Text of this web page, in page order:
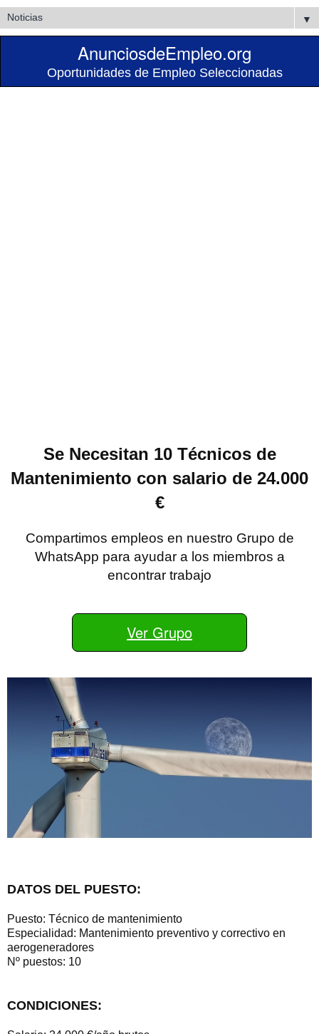
▼
AnunciosdeEmpleo.org
Oportunidades de Empleo Seleccionadas
Se Necesitan 10 Técnicos de
Mantenimiento con salario de 24.000
€
Compartimos empleos en nuestro Grupo de
WhatsApp para ayudar a los miembros a
encontrar trabajo
Ver Grupo
DATOS DEL PUESTO:
Puesto: Técnico de mantenimiento
Especialidad: Mantenimiento preventivo y correctivo en
aerogeneradores
Nº puestos: 10
CONDICIONES: